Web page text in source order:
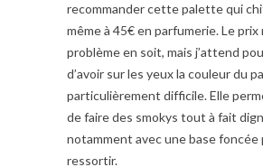
recommander cette palette qui
même à 45€ en parfumerie. Le prix
problème en soit, mais j’attend
d’avoir sur les yeux la couleur du
particulièrement difficile. Elle
de faire des smokys tout à fait
notamment avec une base foncée
ressortir.